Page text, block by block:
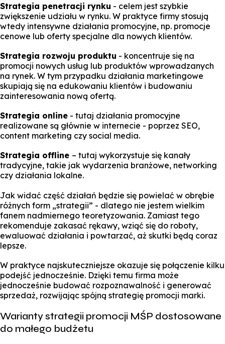
Strategia penetracji rynku - celem jest szybkie
zwiększenie udziału w rynku. W praktyce firmy stosują
wtedy intensywne działania promocyjne, np. promocje
cenowe lub oferty specjalne dla nowych klientów.
Strategia rozwoju produktu - koncentruje się na
promocji nowych usług lub produktów wprowadzanych
na rynek. W tym przypadku działania marketingowe
skupiają się na edukowaniu klientów i budowaniu
zainteresowania nową ofertą.
Strategia online - tutaj działania promocyjne
realizowane są głównie w internecie - poprzez SEO,
content marketing czy social media.
Strategia offline – tutaj wykorzystuje się kanały
tradycyjne, takie jak wydarzenia branżowe, networking
czy działania lokalne.
Jak widać część działań będzie się powielać w obrębie
różnych form „strategii” - dlatego nie jestem wielkim
fanem nadmiernego teoretyzowania. Zamiast tego
rekomenduje zakasać rękawy, wziąć się do roboty,
ewaluować działania i powtarzać, aż skutki będą coraz
lepsze.
W praktyce najskuteczniejsze okazuje się połączenie kilku
podejść jednocześnie. Dzięki temu firma może
jednocześnie budować rozpoznawalność i generować
sprzedaż, rozwijając spójną strategię promocji marki.
Warianty strategii promocji MŚP dostosowane
do małego budżetu